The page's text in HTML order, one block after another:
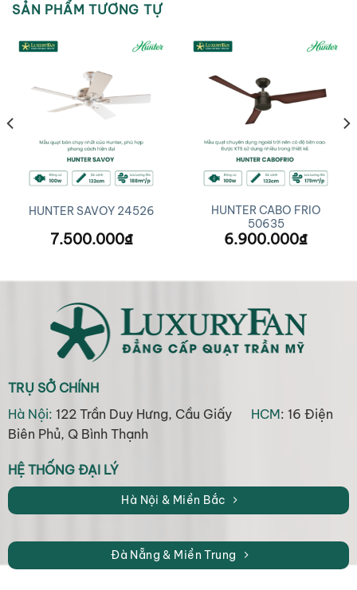
SẢN PHẨM TƯƠNG TỰ
HUNTER SAVOY 24526
7.500.000₫
HUNTER CABO FRIO
50635
6.900.000₫
TRỤ SỞ CHÍNH
Hà Nội: 122 Trần Duy Hưng, Cầu Giấy HCM: 16 Điện
Biên Phủ, Q Bình Thạnh
HỆ THỐNG ĐẠI LÝ
Hà Nội & Miền Bắc
Đà Nẵng & Miền Trung